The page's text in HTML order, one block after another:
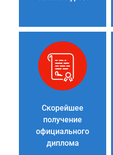
Скорейшее
получение
официального
диплома